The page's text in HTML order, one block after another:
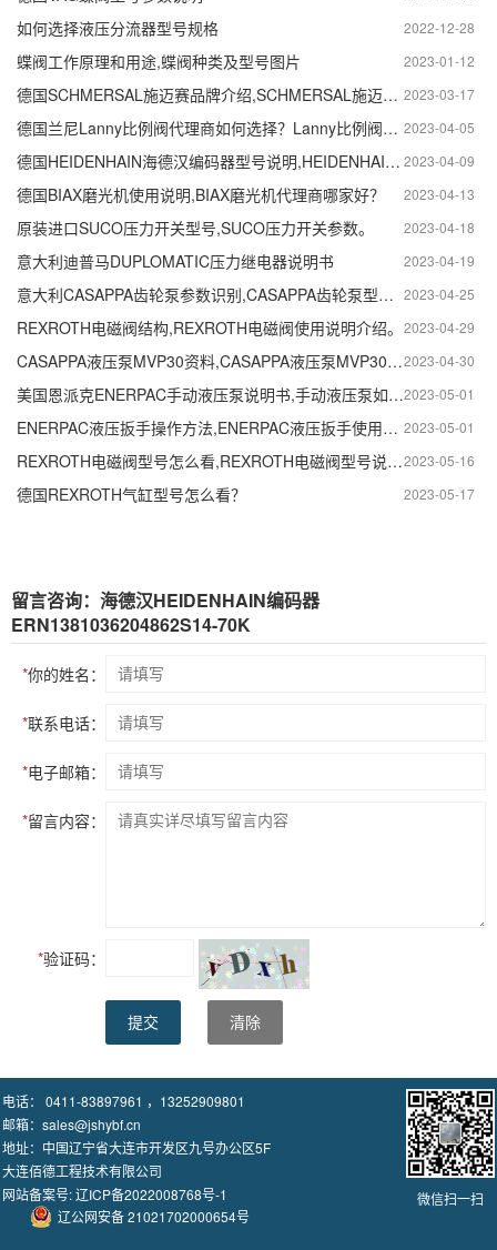
2022-12-28
如何选择液压分流器型号规格
2023-01-12
蝶阀工作原理和用途,蝶阀种类及型号图片
2023-03-17
德国SCHMERSAL施迈赛品牌介绍,SCHMERSAL施迈赛安全门锁说明。
2023-04-05
德国兰尼Lanny比例阀代理商如何选择？Lanny比例阀使用说明
2023-04-09
德国HEIDENHAIN海德汉编码器型号说明,HEIDENHAIN海德汉编码器如何使用
2023-04-13
德国BIAX磨光机使用说明,BIAX磨光机代理商哪家好？
2023-04-18
原装进口SUCO压力开关型号,SUCO压力开关参数。
2023-04-19
意大利迪普马DUPLOMATIC压力继电器说明书
2023-04-25
意大利CASAPPA齿轮泵参数识别,CASAPPA齿轮泵型号参数怎么看?
2023-04-29
REXROTH电磁阀结构,REXROTH电磁阀使用说明介绍。
2023-04-30
CASAPPA液压泵MVP30资料,CASAPPA液压泵MVP30使用说明及特点。
2023-05-01
美国恩派克ENERPAC手动液压泵说明书,手动液压泵如何安装？
2023-05-01
ENERPAC液压扳手操作方法,ENERPAC液压扳手使用说明。
2023-05-16
REXROTH电磁阀型号怎么看,REXROTH电磁阀型号说明。
2023-05-17
德国REXROTH气缸型号怎么看？
留言咨询：海德汉HEIDENHAIN编码器
ERN1381036204862S14-70K
*你的姓名：
*联系电话：
*电子邮箱：
*留言内容：
*验证码：
提交 清除
微信扫一扫
电话： 0411-83897961 ，13252909801
邮箱：sales@jshybf.cn
地址：中国辽宁省大连市开发区九号办公区5F
大连佰德工程技术有限公司
网站备案号:辽ICP备2022008768号-1
辽公网安备 21021702000654号